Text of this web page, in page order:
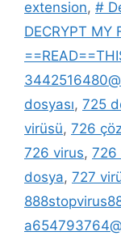
extension, #
DECRYPT MY
dosyası, 725
virüsü, 726
726 virus, 726
dosya, 727